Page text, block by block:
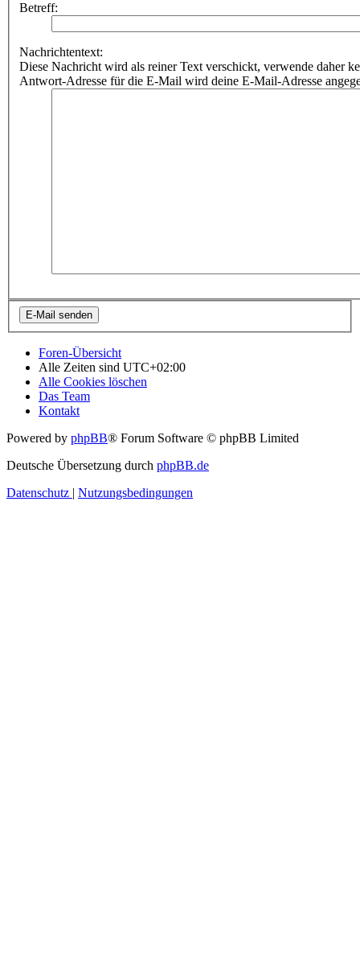
Betreff:
Nachrichtentext:
Diese Nachricht wird als reiner Text verschickt, verwende daher
Antwort-Adresse für die E-Mail wird deine E-Mail-Adresse
Foren-Übersicht
Alle Zeiten sind UTC+02:00
Alle Cookies löschen
Das Team
Kontakt
Powered by phpBB® Forum Software © phpBB Limited
Deutsche Übersetzung durch phpBB.de
Datenschutz | Nutzungsbedingungen